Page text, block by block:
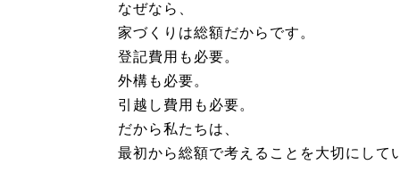
なぜなら、
家づくりは総額だからです。
登記費用も必要。
外構も必要。
引越し費用も必要。
だから私たちは、
最初から総額で考えることを大切にして